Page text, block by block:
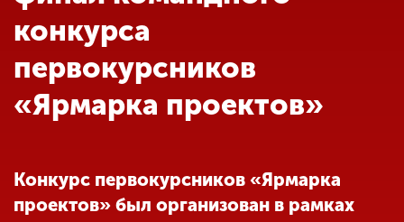
Наука
Международная
деятельность
Другие виды
деятельности
конкурса
первокурсников
«Ярмарка проектов»
Конкурс первокурсников «Ярмарка
проектов» был организован в рамках